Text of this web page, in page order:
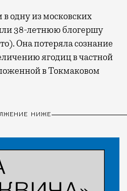
38-летнюю блогершу
Она потеряла сознание
ягодиц в частной
в Токмаковом
НИЖЕ